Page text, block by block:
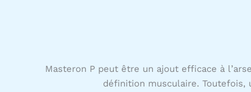
Masteron P peut être un ajout efficace à
définition musculaire.